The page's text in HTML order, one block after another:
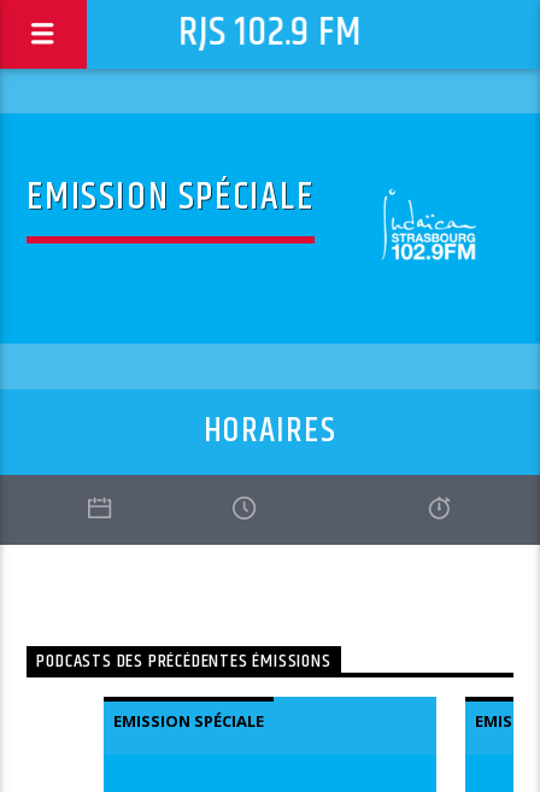
RJS 102.9 FM
EMISSION SPÉCIALE
HORAIRES
PODCASTS DES PRÉCÉDENTES ÉMISSIONS
EMISSION SPÉCIALE